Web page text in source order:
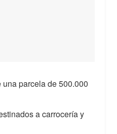
parcela de 500.000
a carrocería y